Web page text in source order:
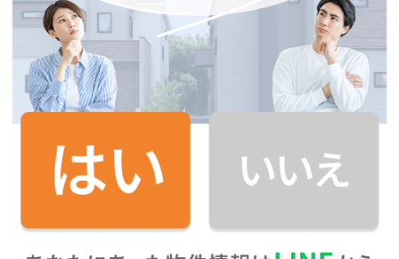
中島中学校 徒歩15分（1140m）
茅ヶ崎浜見平幼稚
園
徒歩3分
ニトリ茅ヶ崎店
ニトリ茅ヶ崎店